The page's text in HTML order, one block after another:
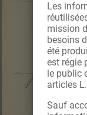
Les
mission
besoins
été
est régie
le public
articles
Sauf